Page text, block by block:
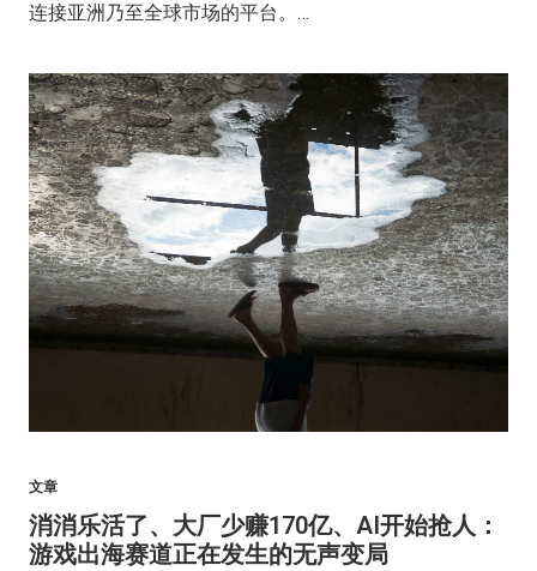
连接亚洲乃至全球市场的平台。…
文章
消消乐活了、大厂少赚170亿、AI开始抢人：
游戏出海赛道正在发生的无声变局